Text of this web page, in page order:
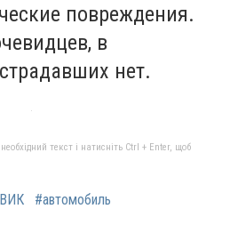
повреждения.
в
нет.
текст і натисніть Ctrl + Enter, щоб
#автомобиль